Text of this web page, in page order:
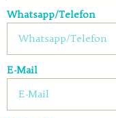
Whatsapp/Telefon
E-Mail